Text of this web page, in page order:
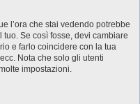
l’ora che stai vedendo potrebbe
Se così fosse, devi cambiare
e farlo coincidere con la tua
Nota che solo gli utenti
impostazioni.